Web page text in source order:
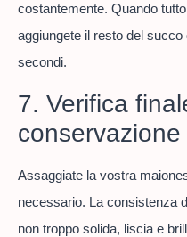
costantemente. Quando
aggiungete il resto del
secondi.
7. Verifica
conservazione
Assaggiate la vostra
necessario. La consistenza
non troppo solida, liscia e